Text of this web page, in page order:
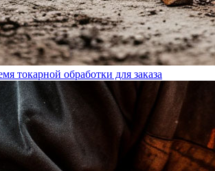
токарной обработки для заказа